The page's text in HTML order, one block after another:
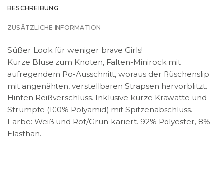
BESCHREIBUNG
ZUSÄTZLICHE INFORMATION
Süßer Look für weniger brave Girls!
Kurze Bluse zum Knoten, Falten-Minirock mit
aufregendem Po-Ausschnitt, woraus der Rüschenslip
mit angenähten, verstellbaren Strapsen hervorblitzt.
Hinten Reißverschluss. Inklusive kurze Krawatte und
Strümpfe (100% Polyamid) mit Spitzenabschluss.
Farbe: Weiß und Rot/Grün-kariert. 92% Polyester, 8%
Elasthan.